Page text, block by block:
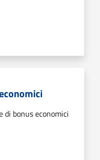
di bonus economici